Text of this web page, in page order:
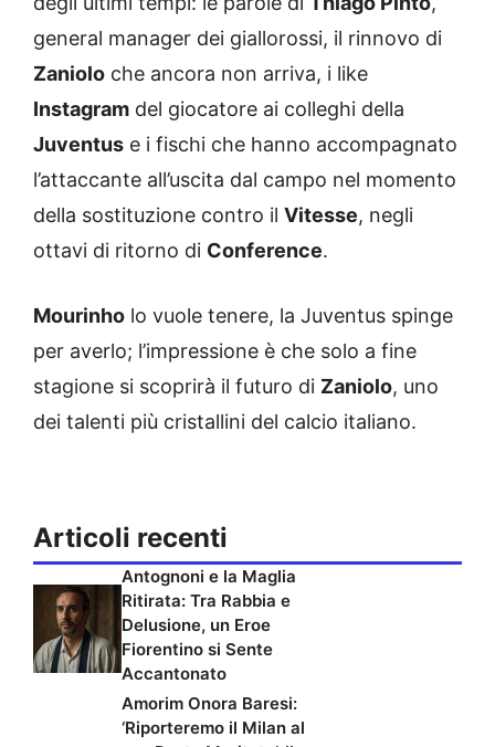
general manager dei giallorossi, il rinnovo di
Zaniolo che ancora non arriva, i like
Instagram del giocatore ai colleghi della
Juventus e i fischi che hanno accompagnato
l’attaccante all’uscita dal campo nel momento
della sostituzione contro il Vitesse, negli
ottavi di ritorno di Conference.
Mourinho lo vuole tenere, la Juventus spinge
per averlo; l’impressione è che solo a fine
stagione si scoprirà il futuro di Zaniolo, uno
dei talenti più cristallini del calcio italiano.
Articoli recenti
Antognoni e la Maglia
Ritirata: Tra Rabbia e
Delusione, un Eroe
Fiorentino si Sente
Accantonato
Amorim Onora Baresi:
‘Riporteremo il Milan al